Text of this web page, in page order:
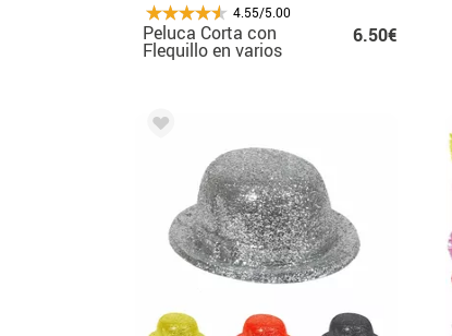
4.55/5.00
Peluca Corta con
Flequillo en varios
colores
6.50€